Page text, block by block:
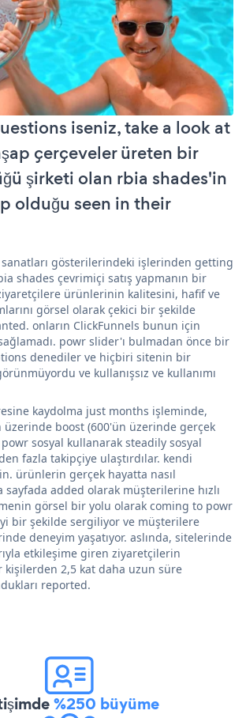
iseniz, take a look at
çerçeveler üreten bir
şirketi olan rbia shades'in
olduğu seen in their
gösterilerindeki işlerinden getting
shades çevrimiçi satış yapmanın bir
ürünlerinin kalitesini, hafif ve
görsel olarak çekici bir şekilde
onların ClickFunnels bunun için
powr slider'ı bulmadan önce bir
denediler ve hiçbiri sitenin bir
ve kullanışsız ve kullanımı
kaydolma just months işleminde,
boost (600'ün üzerinde gerçek
sosyal kullanarak steadily sosyal
fazla takipçiye ulaştırdılar. kendi
ürünlerin gerçek hayatta nasıl
added olarak müşterilerine hızlı
görsel bir yolu olarak coming to powr
bir şekilde sergiliyor ve müşterilere
deneyim yaşatıyor. aslında, sitelerinde
etkileşime giren ziyaretçilerin
2,5 kat daha uzun süre
reported.
%250 büyüme